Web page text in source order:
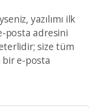
yazılımı ilk
posta adresini
size tüm
bir e-posta